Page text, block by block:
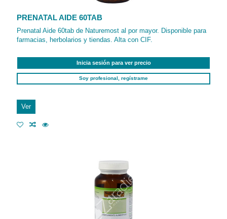
PRENATAL AIDE 60TAB
Prenatal Aide 60tab de Naturemost al por mayor. Disponible para
farmacias, herbolarios y tiendas. Alta con CIF.
Inicia sesión para ver precio
Soy profesional, regístrame
Ver